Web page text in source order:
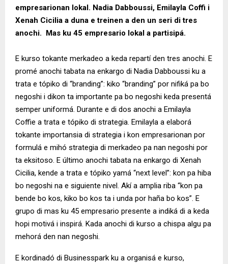
empresarionan lokal. Nadia Dabboussi, Emilayla Coffi i
Xenah Cicilia a duna e treinen a den un seri di tres
anochi. Mas ku 45 empresario lokal a partisipá.
E kurso tokante merkadeo a keda repartí den tres anochi. E
promé anochi tabata na enkargo di Nadia Dabboussi ku a
trata e tópiko di “branding”: kiko “branding” por nifiká pa bo
negoshi i dikon ta importante pa bo negoshi keda presentá
semper uniformá. Durante e di dos anochi a Emilayla
Coffie a trata e tópiko di strategia. Emilayla a elaborá
tokante importansia di strategia i kon empresarionan por
formulá e mihó strategia di merkadeo pa nan negoshi por
ta eksitoso. E último anochi tabata na enkargo di Xenah
Cicilia, kende a trata e tópiko yamá “next level”: kon pa hiba
bo negoshi na e siguiente nivel. Akí a amplia riba “kon pa
bende bo kos, kiko bo kos ta i unda por haña bo kos”. E
grupo di mas ku 45 empresario presente a indiká di a keda
hopi motivá i inspirá. Kada anochi di kurso a chispa algu pa
mehorá den nan negoshi.
E kordinadó di Businesspark ku a organisá e kurso,